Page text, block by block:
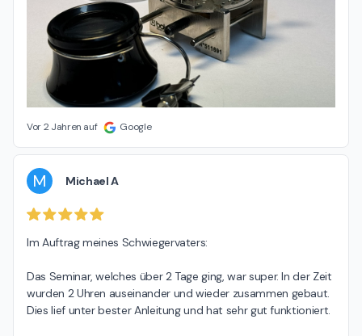
Vor 2 Jahren auf Google
M Michael A
Im Auftrag meines Schwiegervaters:
Das Seminar, welches über 2 Tage ging, war super. In der Zeit
wurden 2 Uhren auseinander und wieder zusammen gebaut.
Dies lief unter bester Anleitung und hat sehr gut funktioniert.